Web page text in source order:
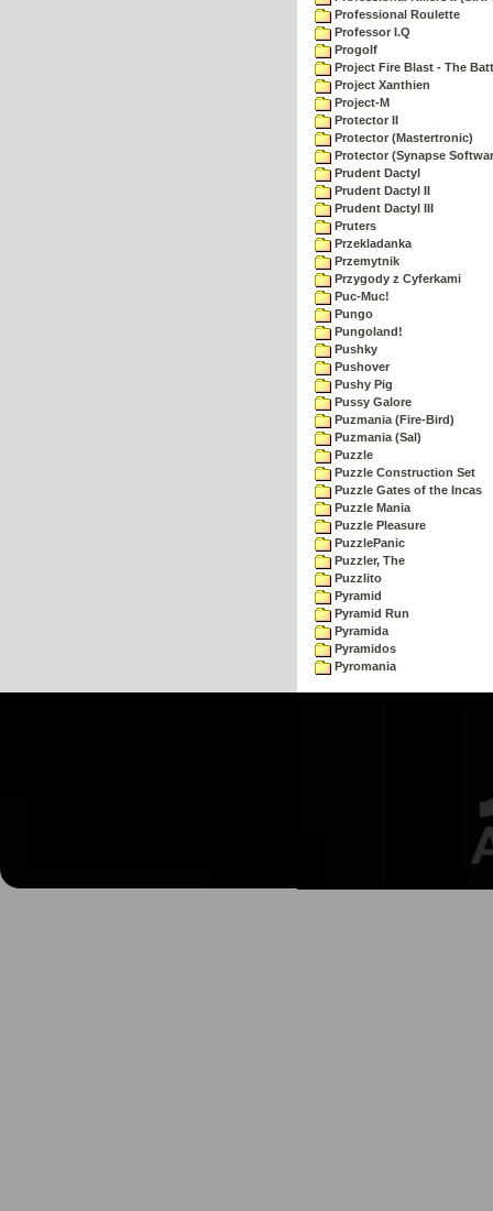
Professional Roulette
Professor I.Q
Progolf
Project Fire Blast - The
Project Xanthien
Project-M
Protector II
Protector (Mastertronic)
Protector (Synapse
Prudent Dactyl
Prudent Dactyl II
Prudent Dactyl III
Pruters
Przekladanka
Przemytnik
Przygody z Cyferkami
Puc-Muc!
Pungo
Pungoland!
Pushky
Pushover
Pushy Pig
Pussy Galore
Puzmania (Fire-Bird)
Puzmania (Sal)
Puzzle
Puzzle Construction Set
Puzzle Gates of the Incas
Puzzle Mania
Puzzle Pleasure
PuzzlePanic
Puzzler, The
Puzzlito
Pyramid
Pyramid Run
Pyramida
Pyramidos
Pyromania